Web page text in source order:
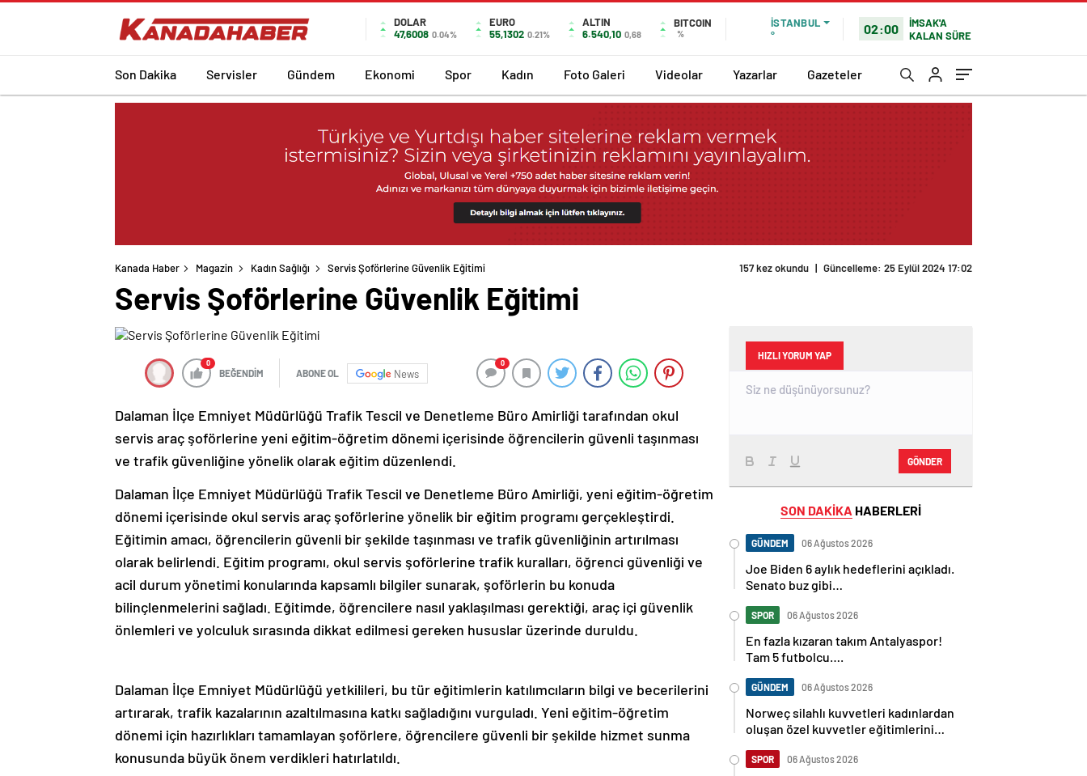
DOLAR
47,6008 0.04%
EURO
55,1302 0.21%
ALTIN
6.540,10 0,68
BITCOIN
%
İSTANBUL
°
02:00
İMSAK'A
KALAN SÜRE
Son Dakika Servisler Gündem Ekonomi Spor Kadın Foto Galeri Videolar Yazarlar Gazeteler
Kanada Haber Magazin Kadın Sağlığı Servis Şoförlerine Güvenlik Eğitimi 157 kez okundu | Güncelleme: 25 Eylül 2024 17:02
Servis Şoförlerine Güvenlik Eğitimi
0
BEĞENDİM ABONE OL News
0
Dalaman İlçe Emniyet Müdürlüğü Trafik Tescil ve Denetleme Büro Amirliği tarafından okul
servis araç şoförlerine yeni eğitim-öğretim dönemi içerisinde öğrencilerin güvenli taşınması
ve trafik güvenliğine yönelik olarak eğitim düzenlendi.
Dalaman İlçe Emniyet Müdürlüğü Trafik Tescil ve Denetleme Büro Amirliği, yeni eğitim-öğretim
dönemi içerisinde okul servis araç şoförlerine yönelik bir eğitim programı gerçekleştirdi.
Eğitimin amacı, öğrencilerin güvenli bir şekilde taşınması ve trafik güvenliğinin artırılması
olarak belirlendi. Eğitim programı, okul servis şoförlerine trafik kuralları, öğrenci güvenliği ve
acil durum yönetimi konularında kapsamlı bilgiler sunarak, şoförlerin bu konuda
bilinçlenmelerini sağladı. Eğitimde, öğrencilere nasıl yaklaşılması gerektiği, araç içi güvenlik
önlemleri ve yolculuk sırasında dikkat edilmesi gereken hususlar üzerinde duruldu.
Dalaman İlçe Emniyet Müdürlüğü yetkilileri, bu tür eğitimlerin katılımcıların bilgi ve becerilerini
artırarak, trafik kazalarının azaltılmasına katkı sağladığını vurguladı. Yeni eğitim-öğretim
dönemi için hazırlıkları tamamlayan şoförlere, öğrencilere güvenli bir şekilde hizmet sunma
konusunda büyük önem verdikleri hatırlatıldı.
HIZLI YORUM YAP
GÖNDER
SON DAKİKA HABERLERİ
GÜNDEM 06 Ağustos 2026
Joe Biden 6 aylık hedeflerini açıkladı.
Senato buz gibi…
SPOR 06 Ağustos 2026
En fazla kızaran takım Antalyaspor!
Tam 5 futbolcu….
GÜNDEM 06 Ağustos 2026
Norweç silahlı kuvvetleri kadınlardan
oluşan özel kuvvetler eğitimlerini
SPOR 06 Ağustos 2026